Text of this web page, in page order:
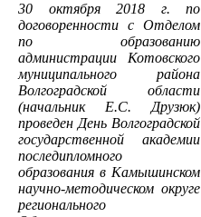
30 октября 2018 г. по
договоренности с Отделом
по образованию
администрации Котовского
муниципального района
Волгоградской области
(начальник Е.С. Друзюк)
проведен День Волгоградской
государственной академии
последипломного
образования в Камышинском
научно-методическом округе
регионального